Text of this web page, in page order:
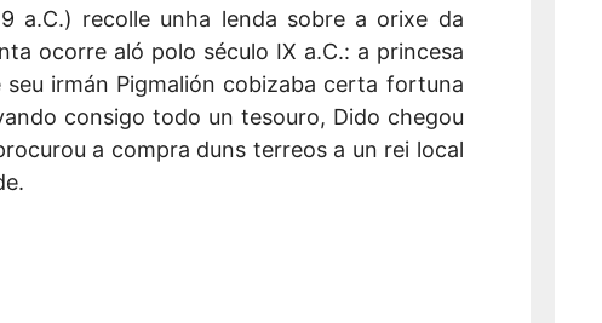
a.C.) recolle unha lenda sobre a orixe da
ocorre aló polo século IX a.C.: a princesa
irmán Pigmalión cobizaba certa fortuna
consigo todo un tesouro, Dido chegou
a compra duns terreos a un rei local